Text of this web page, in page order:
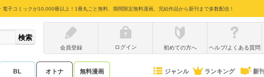
電子コミックが10,000冊以上！1冊丸ごと無料、期間限定無料漫画、完結作品から新刊まで多数配信！
会員登録
ログイン 初めての方へ ヘルプ/よくある質問
BL オトナ 無料漫画 ジャンル ランキング 新刊